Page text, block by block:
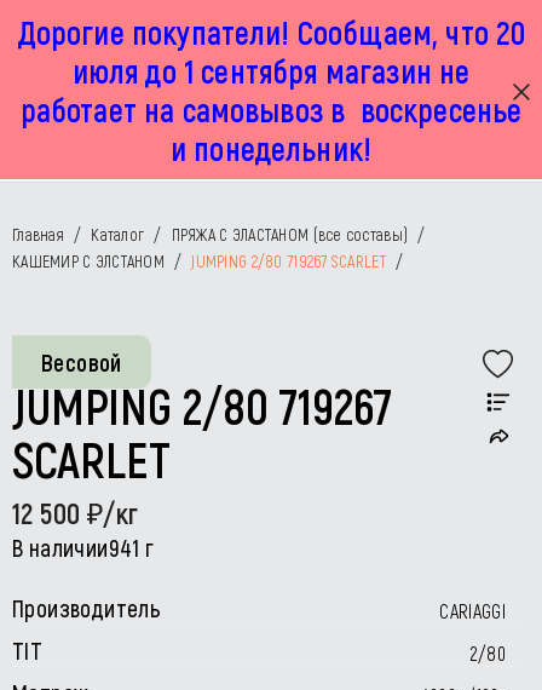
Дорогие покупатели! Сообщаем, что 20
июля до 1 сентября магазин не
работает на самовывоз в воскресенье
и понедельник!
г. Москва, Маленковская 32 стр 2А
пн-пт с 11:00 до 19:00, сб с 11:00 до 17:00
+7 925 449 67 92
Главная / Каталог / ПРЯЖА С ЭЛАСТАНОМ (все составы) /
КАШЕМИР С ЭЛСТАНОМ / JUMPING 2/80 719267 SCARLET /
Весовой
JUMPING 2/80 719267
SCARLET
12 500 /кг
В наличии941 г
Производитель CARIAGGI
TIT 2/80